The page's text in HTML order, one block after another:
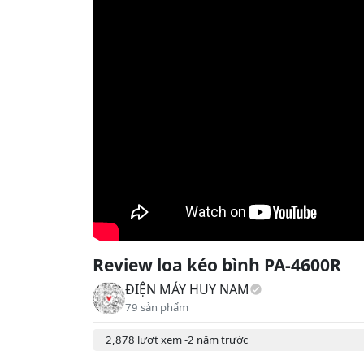
Review loa kéo bình PA-4600R
ĐIỆN MÁY HUY NAM
79 sản phẩm
2,878 lượt xem -2 năm trước